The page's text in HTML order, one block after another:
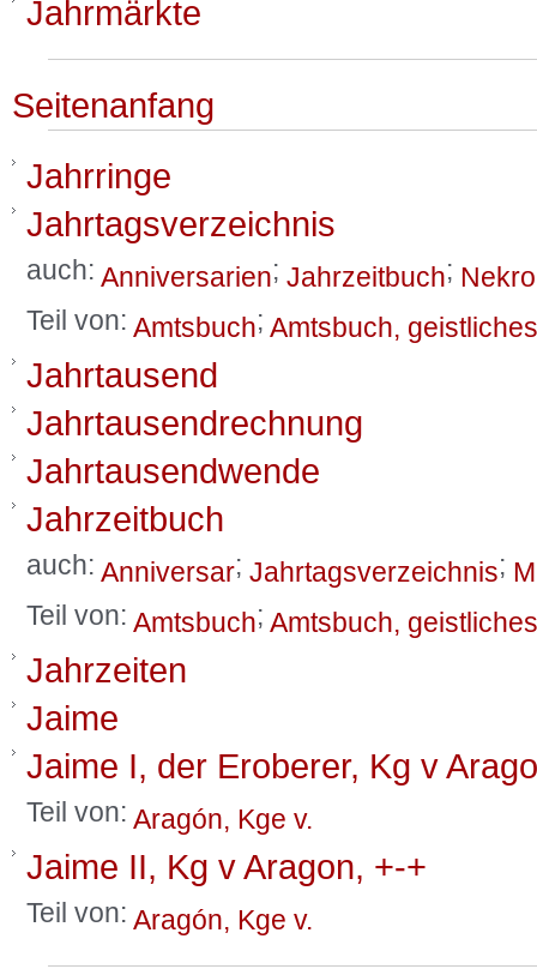
Jahrmärkte
Seitenanfang
Jahrringe
Jahrtagsverzeichnis
auch: Anniversarien; Jahrzeitbuch;
Teil von: Amtsbuch; Amtsbuch, geistliches
Jahrtausend
Jahrtausendrechnung
Jahrtausendwende
Jahrzeitbuch
auch: Anniversar; Jahrtagsverzeichnis;
Teil von: Amtsbuch; Amtsbuch, geistliches
Jahrzeiten
Jaime
Jaime I, der Eroberer, Kg v
Teil von: Aragón, Kge v.
Jaime II, Kg v Aragon, +-+
Teil von: Aragón, Kge v.